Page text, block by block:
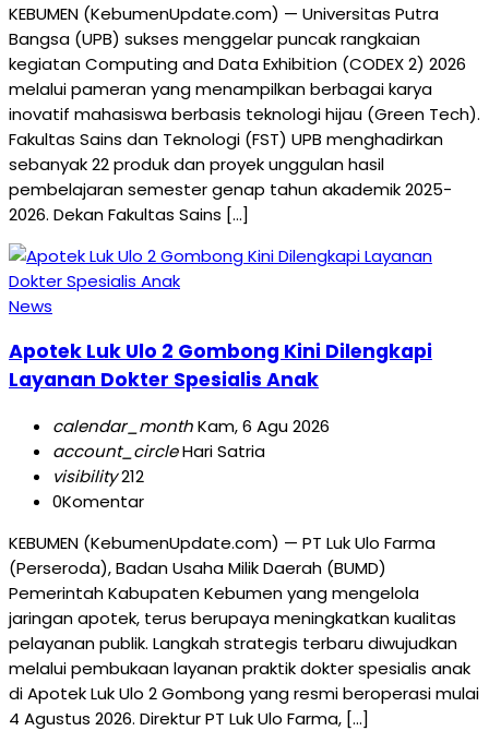
KEBUMEN (KebumenUpdate.com) — Universitas Putra
Bangsa (UPB) sukses menggelar puncak rangkaian
kegiatan Computing and Data Exhibition (CODEX 2) 2026
melalui pameran yang menampilkan berbagai karya
inovatif mahasiswa berbasis teknologi hijau (Green Tech).
Fakultas Sains dan Teknologi (FST) UPB menghadirkan
sebanyak 22 produk dan proyek unggulan hasil
pembelajaran semester genap tahun akademik 2025-
2026. Dekan Fakultas Sains […]
News
Apotek Luk Ulo 2 Gombong Kini Dilengkapi
Layanan Dokter Spesialis Anak
calendar_monthKam, 6 Agu 2026
account_circleHari Satria
visibility212
0Komentar
KEBUMEN (KebumenUpdate.com) — PT Luk Ulo Farma
(Perseroda), Badan Usaha Milik Daerah (BUMD)
Pemerintah Kabupaten Kebumen yang mengelola
jaringan apotek, terus berupaya meningkatkan kualitas
pelayanan publik. Langkah strategis terbaru diwujudkan
melalui pembukaan layanan praktik dokter spesialis anak
di Apotek Luk Ulo 2 Gombong yang resmi beroperasi mulai
4 Agustus 2026. Direktur PT Luk Ulo Farma, […]